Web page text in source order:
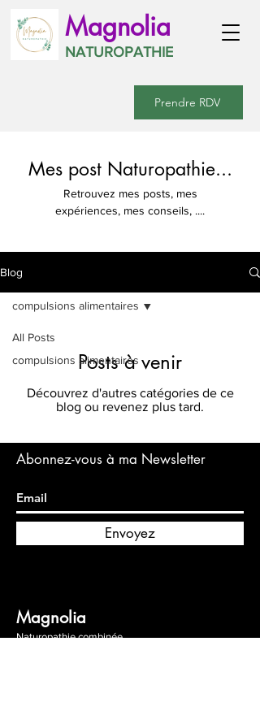
Magnolia
NATUROPATHIE
Prendre RDV
Mes post Naturopathie...
Retrouvez mes posts, mes
expériences, mes conseils, ....
Blog
All Posts
compulsions alimentaires
compulsions alimentaires
Posts à venir
Découvrez d'autres catégories de ce
blog ou revenez plus tard.
Abonnez-vous à ma Newsletter
Envoyez
Magnolia
Naturopathie combinée